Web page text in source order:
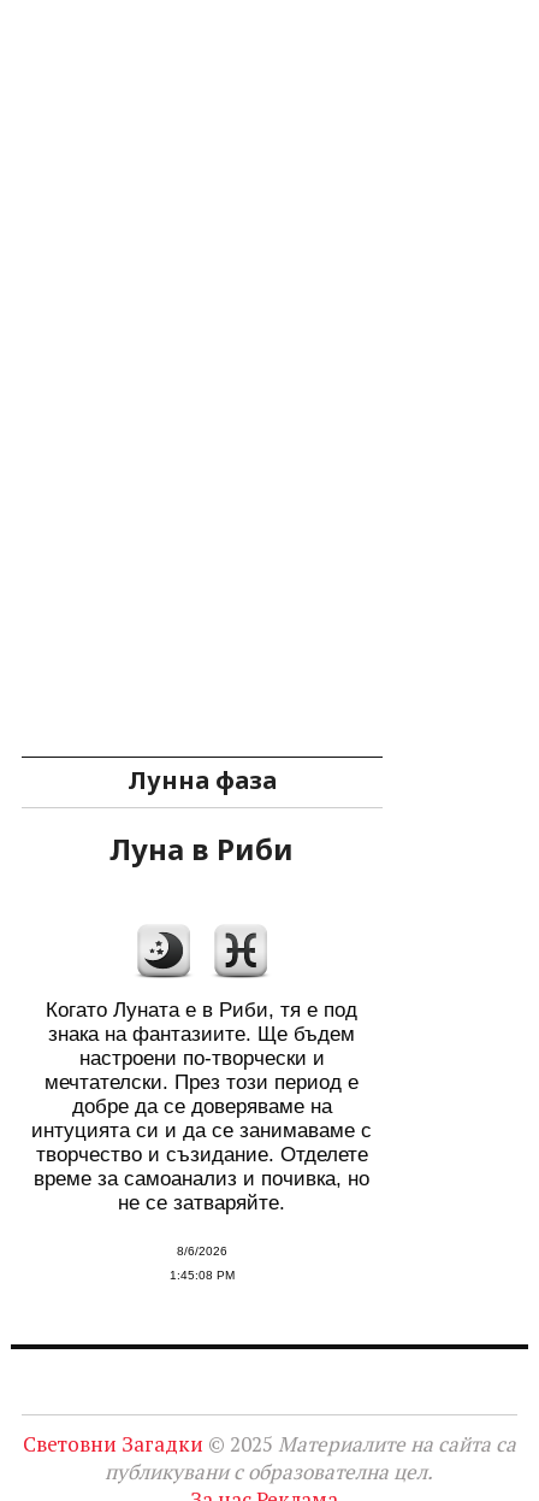
Лунна фаза
Луна в Риби
Когато Луната е в Риби, тя е под
знака на фантазиите. Ще бъдем
настроени по-творчески и
мечтателски. През този период е
добре да се доверяваме на
интуцията си и да се занимаваме с
творчество и съзидание. Отделете
време за самоанализ и почивка, но
не се затваряйте.
8/6/2026
1:45:08 PM
Световни Загадки © 2025 Материалите на сайта са
публикувани с образователна цел.